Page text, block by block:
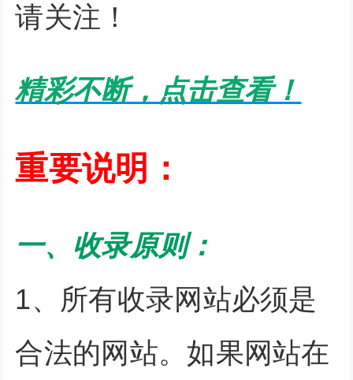
请关注！
精彩不断，点击查看！
重要说明：
一、收录原则：
1、所有收录网站必须是
合法的网站。如果网站在